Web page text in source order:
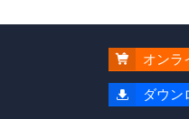
 オンラ
 ダウン